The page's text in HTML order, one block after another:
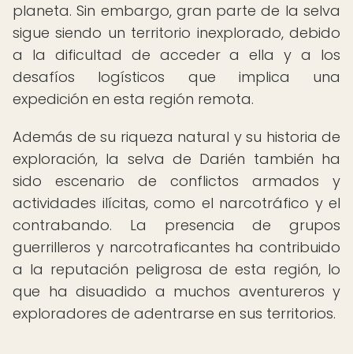
planeta. Sin embargo, gran parte de la selva
sigue siendo un territorio inexplorado, debido
a la dificultad de acceder a ella y a los
desafíos logísticos que implica una
expedición en esta región remota.
Además de su riqueza natural y su historia de
exploración, la selva de Darién también ha
sido escenario de conflictos armados y
actividades ilícitas, como el narcotráfico y el
contrabando. La presencia de grupos
guerrilleros y narcotraficantes ha contribuido
a la reputación peligrosa de esta región, lo
que ha disuadido a muchos aventureros y
exploradores de adentrarse en sus territorios.